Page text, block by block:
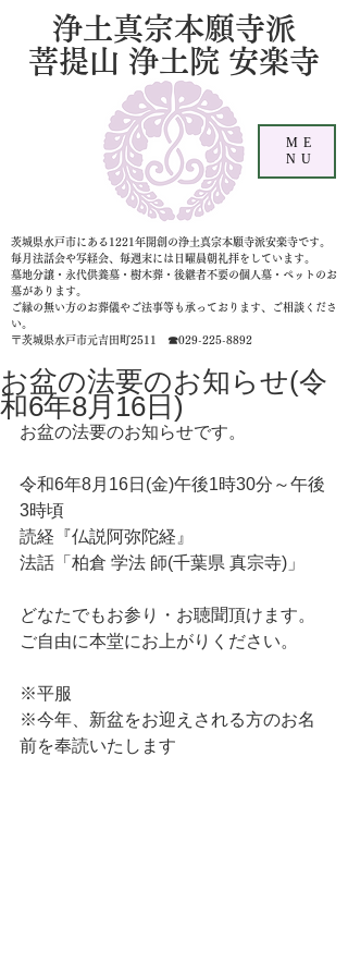
浄土真宗本願寺派
菩提山 浄土院 安楽寺
茨城県水戸市にある1221年開創の浄土真宗本願寺派安楽寺です。
毎月法話会や写経会、毎週末には日曜晨朝礼拝をしています。
墓地分譲・永代供養墓・樹木葬・後継者不要の個人墓 ・ペットのお
墓があります。
ご縁の無い方のお葬儀やご法事等も承っております、ご相談くださ
い。
〒茨城県水戸市元吉田町2511 ☎029-225-8892
ME
NU
お盆の法要のお知らせ(令
和6年8月16日)
お盆の法要のお知らせです。
令和6年8月16日(金)午後1時30分～午後
3時頃
読経『仏説阿弥陀経』
法話「柏倉 学法 師(千葉県 真宗寺)」
どなたでもお参り・お聴聞頂けます。
ご自由に本堂にお上がりください。
※平服
※今年、新盆をお迎えされる方のお名
前を奉読いたします